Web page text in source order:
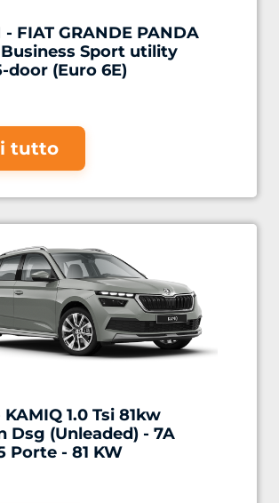
- FIAT GRANDE PANDA
Sport utility
door (Euro 6E)
tutto
KAMIQ 1.0 Tsi 81kw
Dsg (Unleaded) - 7A
Porte - 81 KW